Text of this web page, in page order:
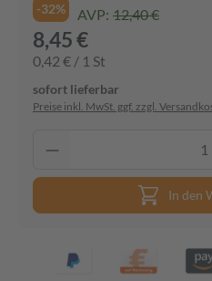
-32% AVP: 12,40 €
8,45 €
0,42 € / 1 St
sofort lieferbar
Preise inkl. MwSt. ggf. zzgl.
In den